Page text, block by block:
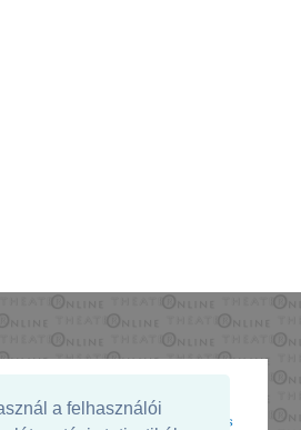
a felhasználói
támogatja: